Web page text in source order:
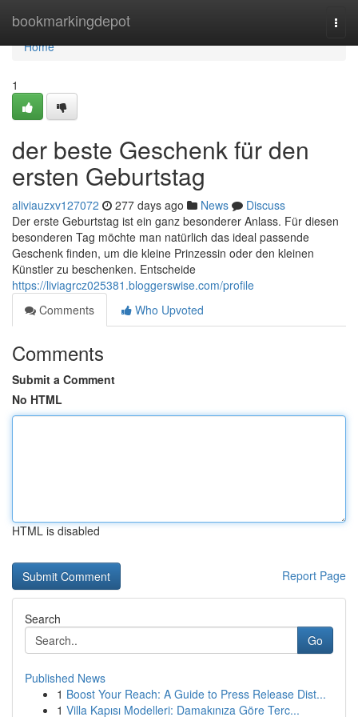
bookmarkingdepot
Home
Home
1
der beste Geschenk für den
ersten Geburtstag
aliviauzxv127072 277 days ago News
Discuss
Der erste Geburtstag ist ein ganz besonderer Anlass. Für diesen
besonderen Tag möchte man natürlich das ideal passende
Geschenk finden, um die kleine Prinzessin oder den kleinen
Künstler zu beschenken. Entscheide
https://liviagrcz025381.bloggerswise.com/profile
Comments
Who Upvoted
Comments
Submit a Comment
No HTML
HTML is disabled
Report Page
Search
Go
Published News
1 Boost Your Reach: A Guide to Press Release Dist...
1 Villa Kapısı Modelleri: Damakınıza Göre Terc...